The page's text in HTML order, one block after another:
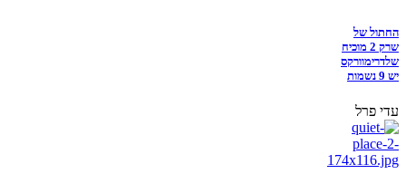
החתול של
שרק 2 מוכיח
שלדרימוורקס
יש 9 נשמות
עדי פרל